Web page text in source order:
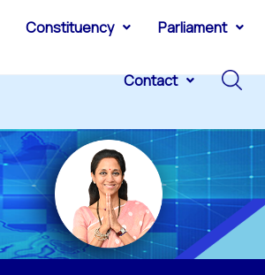
Constituency Parliament
Contact